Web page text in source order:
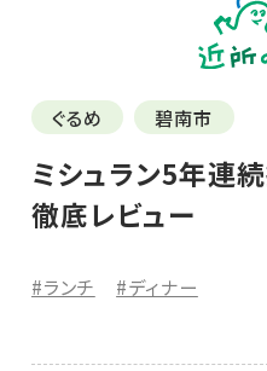
ぐるめ 碧南市
ミシュラン5年連
徹底レビュー
#ランチ #ディナー